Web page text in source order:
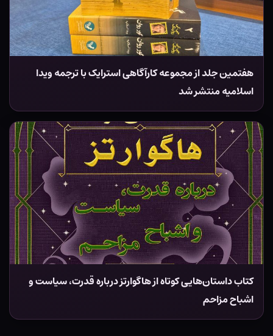
هفتمین جلد از مجموعه کارآگاهی استرایک با ترجمه ویدا
اسلامیه منتشر شد
کتاب داستان‌هایی کوتاه از هاگوارتز درباره قدرت، سیاست و
اشباح مزاحم